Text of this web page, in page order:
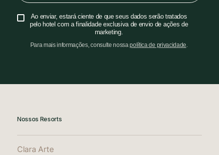
Ao enviar, estará ciente de que seus dados serão tratados
pelo hotel com a finalidade exclusiva de envio de ações de
marketing.
Para mais informações, consulte nossapolítica de privacidade.
Nossos Resorts
Clara Arte